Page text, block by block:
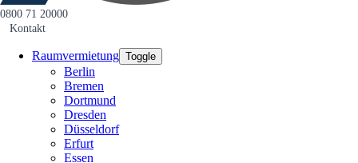
0800 71 20000
Kontakt
Raumvermietung Toggle
Berlin
Bremen
Dortmund
Dresden
Düsseldorf
Erfurt
Essen